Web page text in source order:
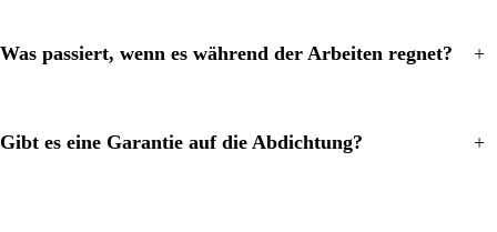
Was passiert, wenn es während der Arbeiten regnet? +
Gibt es eine Garantie auf die Abdichtung? +